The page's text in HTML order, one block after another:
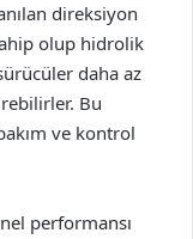
direksiyon
olup hidrolik
daha az
Bu
ve kontrol
performansı